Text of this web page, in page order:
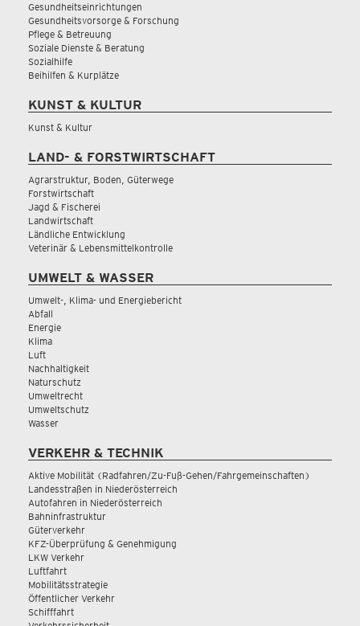
Gesundheitseinrichtungen
Gesundheitsvorsorge & Forschung
Pflege & Betreuung
Soziale Dienste & Beratung
Sozialhilfe
Beihilfen & Kurplätze
KUNST & KULTUR
Kunst & Kultur
LAND- & FORSTWIRTSCHAFT
Agrarstruktur, Boden, Güterwege
Forstwirtschaft
Jagd & Fischerei
Landwirtschaft
Ländliche Entwicklung
Veterinär & Lebensmittelkontrolle
UMWELT & WASSER
Umwelt-, Klima- und Energiebericht
Abfall
Energie
Klima
Luft
Nachhaltigkeit
Naturschutz
Umweltrecht
Umweltschutz
Wasser
VERKEHR & TECHNIK
Aktive Mobilität (Radfahren/Zu-Fuß-Gehen/Fahrgemeinschaften)
Landesstraßen in Niederösterreich
Autofahren in Niederösterreich
Bahninfrastruktur
Güterverkehr
KFZ-Überprüfung & Genehmigung
LKW Verkehr
Luftfahrt
Mobilitätsstrategie
Öffentlicher Verkehr
Schifffahrt